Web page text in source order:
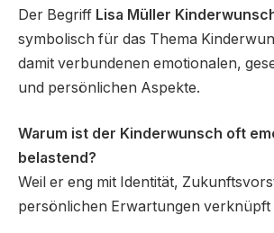
Der Begriff Lisa Müller
symbolisch für das Thema
damit verbundenen emotionalen,
und persönlichen Aspekte.
Warum ist der Kinderwunsch oft
belastend?
Weil er eng mit Identität,
persönlichen Erwartungen verknüpft